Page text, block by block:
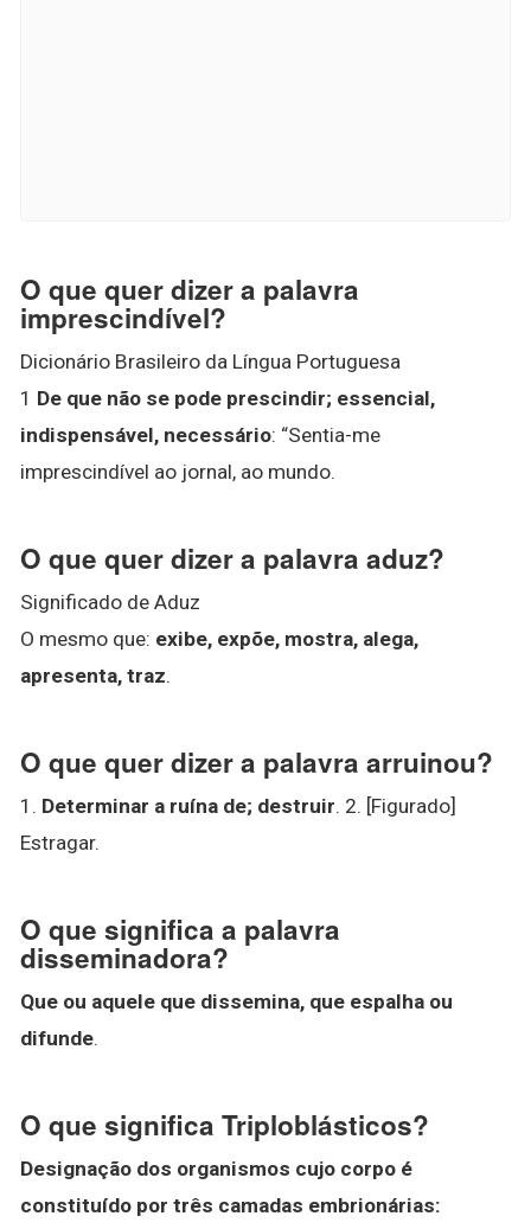
O que quer dizer a palavra
imprescindível?
Dicionário Brasileiro da Língua Portuguesa
1 De que não se pode prescindir; essencial,
indispensável, necessário: “Sentia-me
imprescindível ao jornal, ao mundo.
O que quer dizer a palavra aduz?
Significado de Aduz
O mesmo que: exibe, expõe, mostra, alega,
apresenta, traz.
O que quer dizer a palavra arruinou?
1. Determinar a ruína de; destruir. 2. [Figurado]
Estragar.
O que significa a palavra
disseminadora?
Que ou aquele que dissemina, que espalha ou
difunde.
O que significa Triploblásticos?
Designação dos organismos cujo corpo é
constituído por três camadas embrionárias: